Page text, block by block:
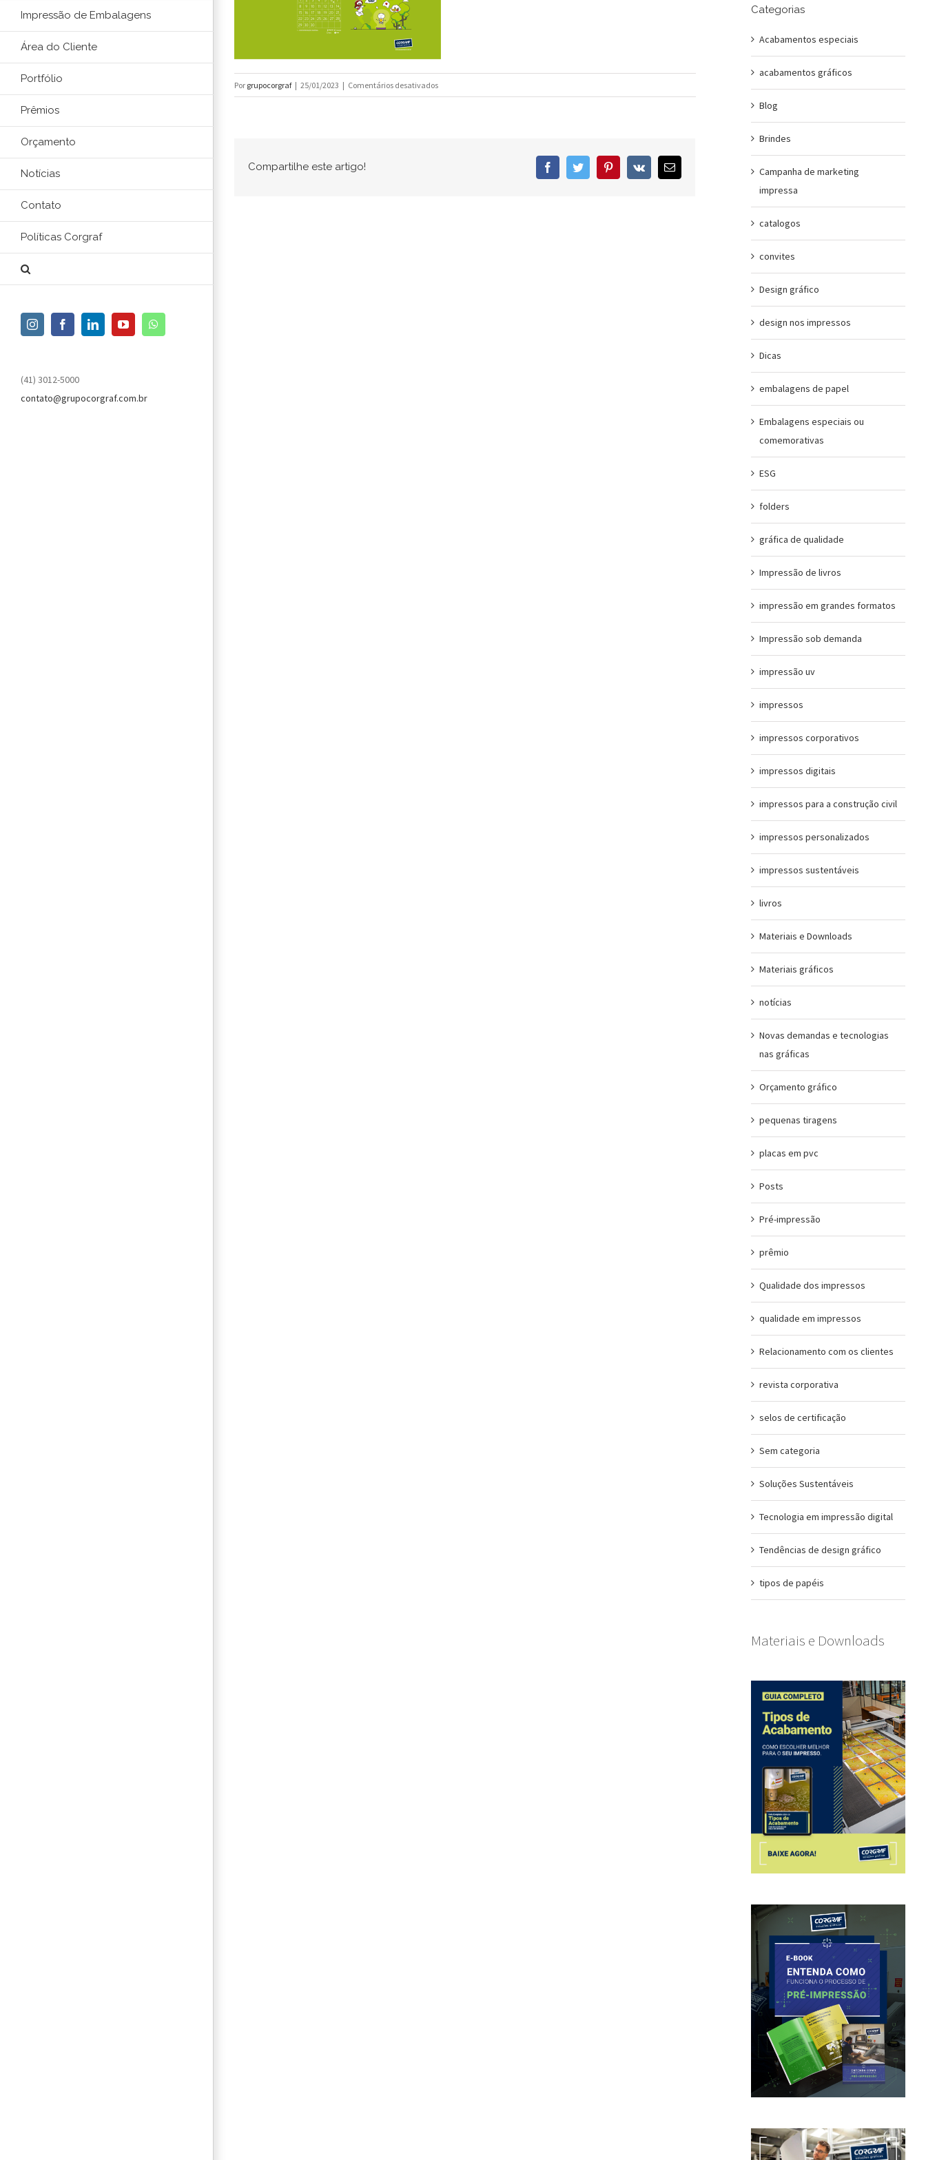
Impressão de Embalagens
Área do Cliente
Portfólio
Prêmios
Orçamento
Notícias
Contato
Políticas Corgraf
InstagramFacebookLinkedInYouTube
(41) 3012-5000
contato@grupocorgraf.com.br
Por grupocorgraf | 25/01/2023 | Comentários desativadosem
versao_1280_720_01
Compartilhe este artigo! FacebookTwitter PinterestVk
E-
mail
Categorias
Acabamentos especiais
acabamentos gráficos
Blog
Brindes
Campanha de marketing
impressa
catalogos
convites
Design gráfico
design nos impressos
Dicas
embalagens de papel
Embalagens especiais ou
comemorativas
ESG
folders
gráfica de qualidade
Impressão de livros
impressão em grandes formatos
Impressão sob demanda
impressão uv
impressos
impressos corporativos
impressos digitais
impressos para a construção civil
impressos personalizados
impressos sustentáveis
livros
Materiais e Downloads
Materiais gráficos
notícias
Novas demandas e tecnologias
nas gráficas
Orçamento gráfico
pequenas tiragens
placas em pvc
Posts
Pré-impressão
prêmio
Qualidade dos impressos
qualidade em impressos
Relacionamento com os clientes
revista corporativa
selos de certificação
Sem categoria
Soluções Sustentáveis
Tecnologia em impressão digital
Tendências de design gráfico
tipos de papéis
Materiais e Downloads